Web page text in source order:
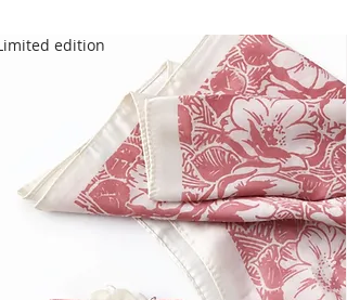
edition